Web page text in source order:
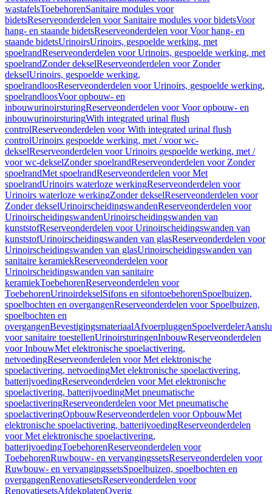
wastafelsToebehorenSanitaire modules voor
bidetsReserveonderdelen voor Sanitaire modules voor bidetsVoor
hang- en staande bidetsReserveonderdelen voor Voor hang- en
staande bidetsUrinoirsUrinoirs, gespoelde werking, met
spoelrandReserveonderdelen voor Urinoirs, gespoelde werking, met
spoelrandZonder dekselReserveonderdelen voor Zonder
dekselUrinoirs, gespoelde werking,
spoelrandloosReserveonderdelen voor Urinoirs, gespoelde werking,
spoelrandloosVoor opbouw- en
inbouwurinoirsturingReserveonderdelen voor Voor opbouw- en
inbouwurinoirsturingWith integrated urinal flush
controlReserveonderdelen voor With integrated urinal flush
controlUrinoirs gespoelde werking, met / voor wc-
dekselReserveonderdelen voor Urinoirs gespoelde werking, met /
voor wc-dekselZonder spoelrandReserveonderdelen voor Zonder
spoelrandMet spoelrandReserveonderdelen voor Met
spoelrandUrinoirs waterloze werkingReserveonderdelen voor
Urinoirs waterloze werkingZonder dekselReserveonderdelen voor
Zonder dekselUrinoirscheidingswandenReserveonderdelen voor
UrinoirscheidingswandenUrinoirscheidingswanden van
kunststofReserveonderdelen voor Urinoirscheidingswanden van
kunststofUrinoirscheidingswanden van glasReserveonderdelen voor
Urinoirscheidingswanden van glasUrinoirscheidingswanden van
sanitaire keramiekReserveonderdelen voor
Urinoirscheidingswanden van sanitaire
keramiekToebehorenReserveonderdelen voor
ToebehorenUrinoirdekselSifons en sifontoebehorenSpoelbuizen,
spoelbochten en overgangenReserveonderdelen voor Spoelbuizen,
spoelbochten en
overgangenBevestigingsmateriaalAfvoerpluggenSpoelverdeler
voor sanitaire toestellenUrinoirsturingenInbouwReserveonderdelen
voor InbouwMet elektronische spoelactivering,
netvoedingReserveonderdelen voor Met elektronische
spoelactivering, netvoedingMet elektronische spoelactivering,
batterijvoedingReserveonderdelen voor Met elektronische
spoelactivering, batterijvoedingMet pneumatische
spoelactiveringReserveonderdelen voor Met pneumatische
spoelactiveringOpbouwReserveonderdelen voor OpbouwMet
elektronische spoelactivering, batterijvoedingReserveonderdelen
voor Met elektronische spoelactivering,
batterijvoedingToebehorenReserveonderdelen voor
ToebehorenRuwbouw- en vervangingssetsReserveonderdelen voor
Ruwbouw- en vervangingssetsSpoelbuizen, spoelbochten en
overgangenRenovatiesetsReserveonderdelen voor
RenovatiesetsAfdekplatenOverig